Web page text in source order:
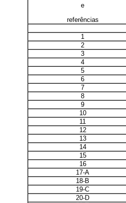
e
referências
1
2
3
4
5
6
7
8
9
10
11
12
13
14
15
16
17-A
18-B
19-C
20-D